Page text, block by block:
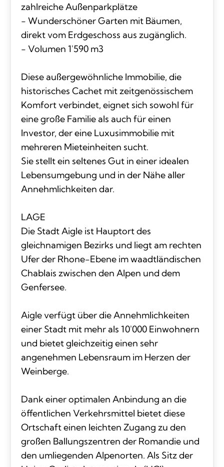
zahlreiche Außenparkplätze
- Wunderschöner Garten mit Bäumen,
direkt vom Erdgeschoss aus zugänglich.
- Volumen 1'590 m3
Diese außergewöhnliche Immobilie, die
historisches Cachet mit zeitgenössischem
Komfort verbindet, eignet sich sowohl für
eine große Familie als auch für einen
Investor, der eine Luxusimmobilie mit
mehreren Mieteinheiten sucht.
Sie stellt ein seltenes Gut in einer idealen
Lebensumgebung und in der Nähe aller
Annehmlichkeiten dar.
LAGE
Die Stadt Aigle ist Hauptort des
gleichnamigen Bezirks und liegt am rechten
Ufer der Rhone-Ebene im waadtländischen
Chablais zwischen den Alpen und dem
Genfersee.
Aigle verfügt über die Annehmlichkeiten
einer Stadt mit mehr als 10'000 Einwohnern
und bietet gleichzeitig einen sehr
angenehmen Lebensraum im Herzen der
Weinberge.
Dank einer optimalen Anbindung an die
öffentlichen Verkehrsmittel bietet diese
Ortschaft einen leichten Zugang zu den
großen Ballungszentren der Romandie und
den umliegenden Alpenorten. Als Sitz der